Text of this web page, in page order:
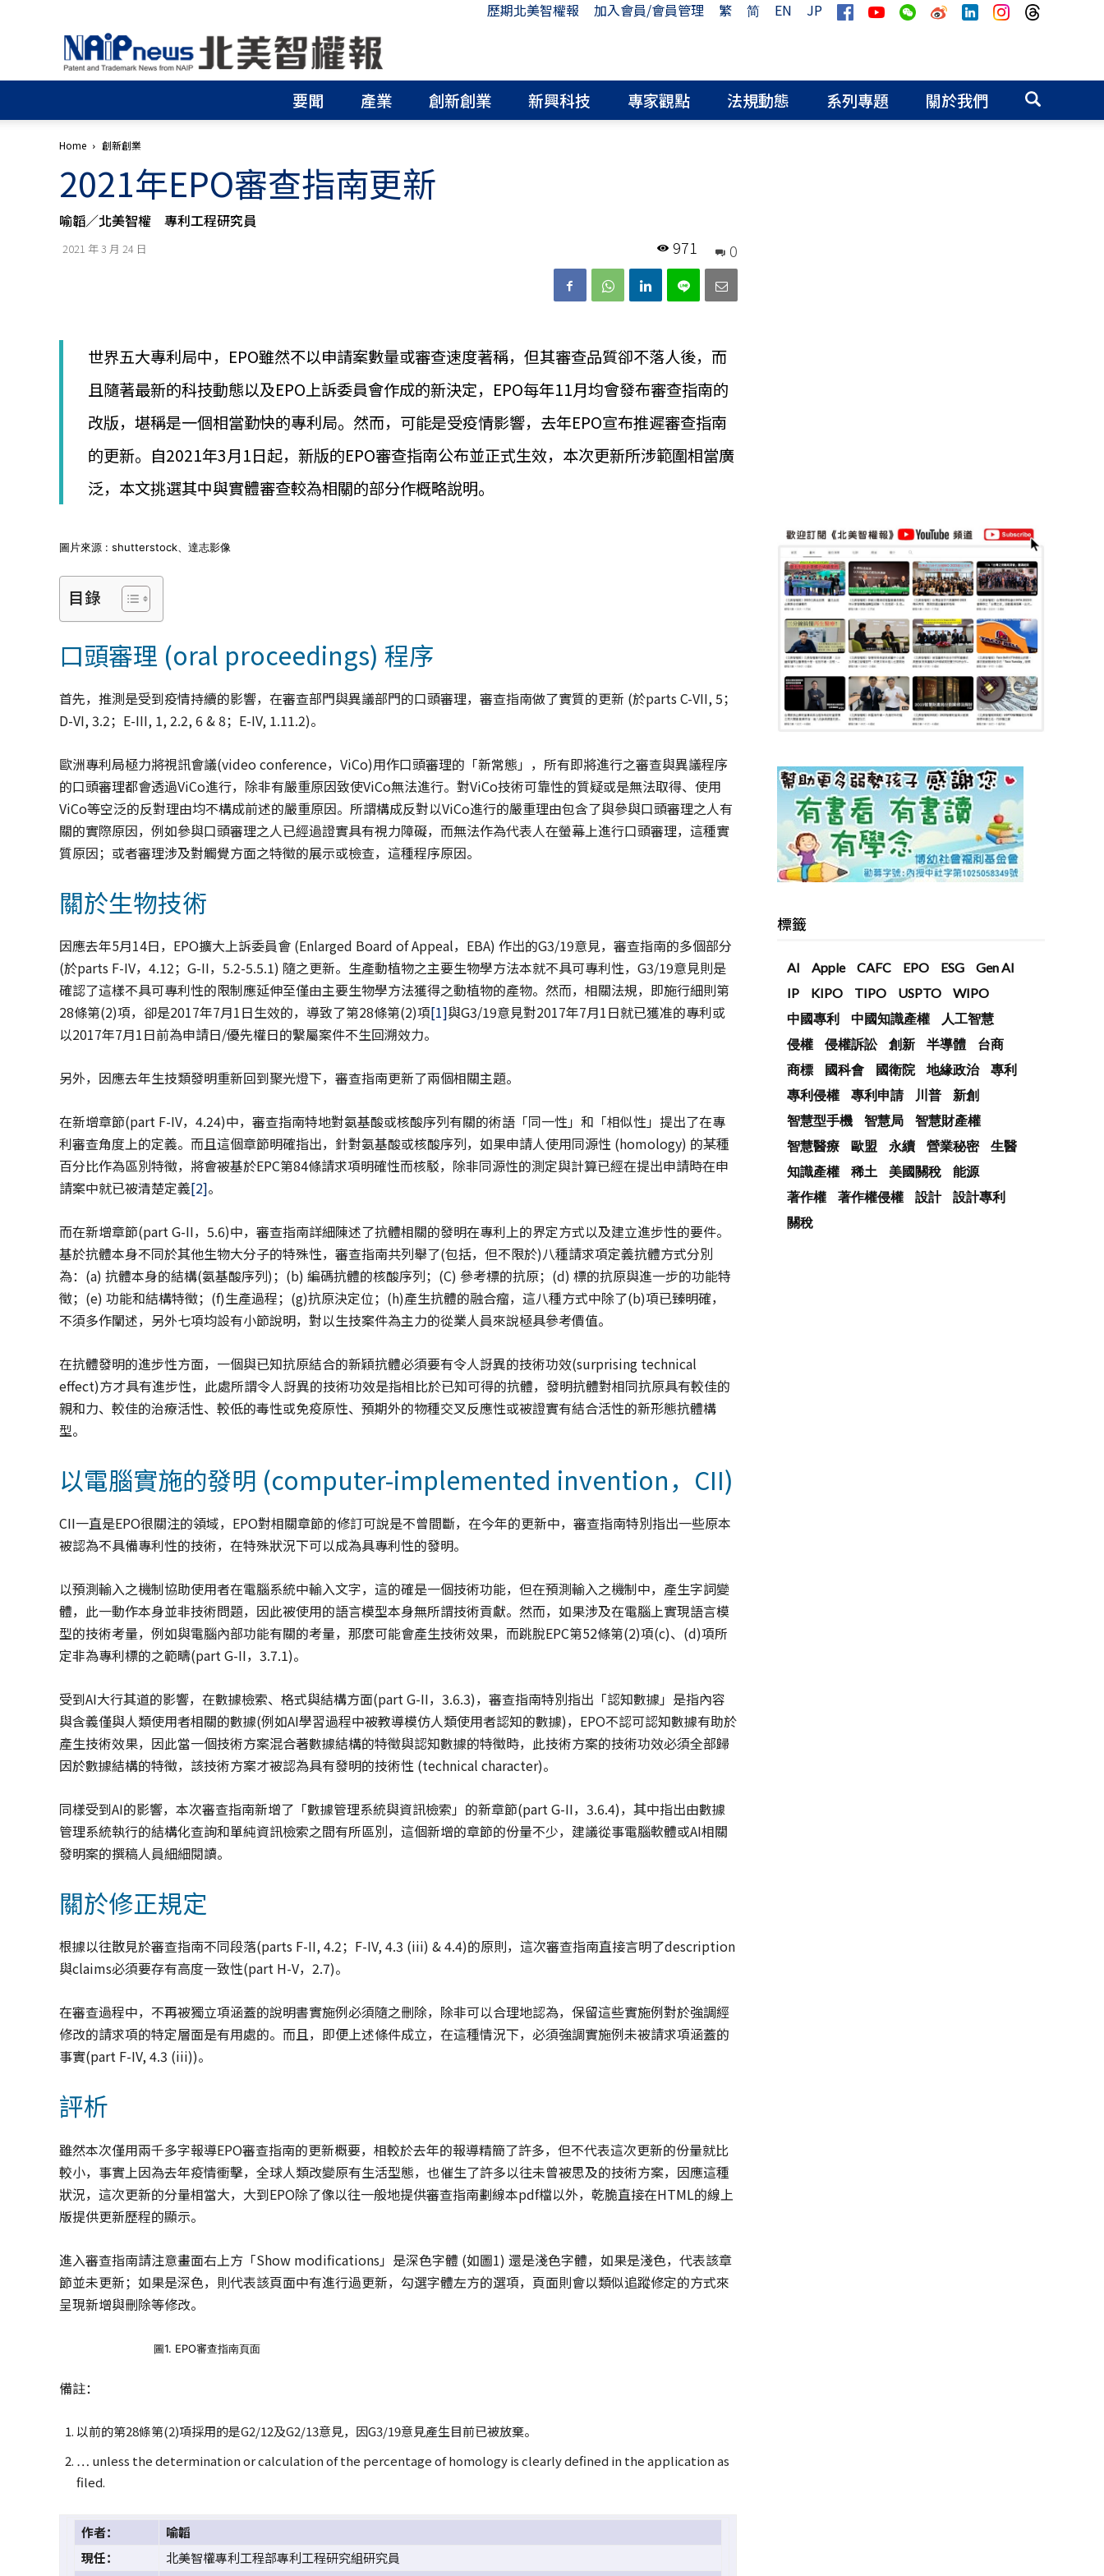
歷期北美智權報 加入會員/會員管理 繁 简 EN
JP
北
美
智
權
│
申
請
│
商
析
智
權
顧
問
│
專
局
要聞 產業 創新創業 新興科技 專家觀點 法規動態 系列專題 關於我們
Home 創新創業
2021年EPO審查指南更新
喻韜／北美智權 專利工程研究員
2021 年 3 月 24 日 0
971
世界五大專利局中，EPO雖然不以申請案數量或審查速度著稱，但其審查品質卻不落人後，而
且隨著最新的科技動態以及EPO上訴委員會作成的新決定，EPO每年11月均會發布審查指南的
改版，堪稱是一個相當勤快的專利局。然而，可能是受疫情影響，去年EPO宣布推遲審查指南
的更新。自2021年3月1日起，新版的EPO審查指南公布並正式生效，本次更新所涉範圍相當廣
泛，本文挑選其中與實體審查較為相關的部分作概略說明。
圖片來源 : shutterstock、達志影像
目錄
口頭審理 (oral proceedings) 程序
首先，推測是受到疫情持續的影響，在審查部門與異議部門的口頭審理，審查指南做了實質的更新 (於parts C-VII, 5；
D-VI, 3.2；E-III, 1, 2.2, 6 & 8；E-IV, 1.11.2)。
歐洲專利局極力將視訊會議(video conference，ViCo)用作口頭審理的「新常態」，所有即將進行之審查與異議程序
的口頭審理都會透過ViCo進行，除非有嚴重原因致使ViCo無法進行。對ViCo技術可靠性的質疑或是無法取得、使用
ViCo等空泛的反對理由均不構成前述的嚴重原因。所謂構成反對以ViCo進行的嚴重理由包含了與參與口頭審理之人有
關的實際原因，例如參與口頭審理之人已經過證實具有視力障礙，而無法作為代表人在螢幕上進行口頭審理，這種實
質原因；或者審理涉及對觸覺方面之特徵的展示或檢查，這種程序原因。
關於生物技術
因應去年5月14日，EPO擴大上訴委員會 (Enlarged Board of Appeal，EBA) 作出的G3/19意見，審查指南的多個部分
(於parts F-IV，4.12；G-II，5.2-5.5.1) 隨之更新。生產動植物之主要生物學方法本就不具可專利性，G3/19意見則是
確認了這樣不具可專利性的限制應延伸至僅由主要生物學方法獲得之動植物的產物。然而，相關法規，即施行細則第
28條第(2)項，卻是2017年7月1日生效的，導致了第28條第(2)項[1]與G3/19意見對2017年7月1日就已獲准的專利或
以2017年7月1日前為申請日/優先權日的繫屬案件不生回溯效力。
另外，因應去年生技類發明重新回到聚光燈下，審查指南更新了兩個相關主題。
在新增章節(part F-IV，4.24)中，審查指南特地對氨基酸或核酸序列有關的術語「同一性」和「相似性」提出了在專
利審查角度上的定義。而且這個章節明確指出，針對氨基酸或核酸序列，如果申請人使用同源性 (homology) 的某種
百分比作為區別特徵，將會被基於EPC第84條請求項明確性而核駁，除非同源性的測定與計算已經在提出申請時在申
請案中就已被清楚定義[2]。
而在新增章節(part G-II，5.6)中，審查指南詳細陳述了抗體相關的發明在專利上的界定方式以及建立進步性的要件。
基於抗體本身不同於其他生物大分子的特殊性，審查指南共列舉了(包括，但不限於)八種請求項定義抗體方式分別
為：(a) 抗體本身的結構(氨基酸序列)；(b) 編碼抗體的核酸序列；(C) 參考標的抗原；(d) 標的抗原與進一步的功能特
徵；(e) 功能和結構特徵；(f)生產過程；(g)抗原決定位；(h)產生抗體的融合瘤，這八種方式中除了(b)項已臻明確，
不須多作闡述，另外七項均設有小節說明，對以生技案件為主力的從業人員來說極具參考價值。
在抗體發明的進步性方面，一個與已知抗原結合的新穎抗體必須要有令人訝異的技術功效(surprising technical
effect)方才具有進步性，此處所謂令人訝異的技術功效是指相比於已知可得的抗體，發明抗體對相同抗原具有較佳的
親和力、較佳的治療活性、較低的毒性或免疫原性、預期外的物種交叉反應性或被證實有結合活性的新形態抗體構
型。
以電腦實施的發明 (computer-implemented invention，CII)
CII一直是EPO很關注的領域，EPO對相關章節的修訂可說是不曾間斷，在今年的更新中，審查指南特別指出一些原本
被認為不具備專利性的技術，在特殊狀況下可以成為具專利性的發明。
以預測輸入之機制協助使用者在電腦系統中輸入文字，這的確是一個技術功能，但在預測輸入之機制中，產生字詞變
體，此一動作本身並非技術問題，因此被使用的語言模型本身無所謂技術貢獻。然而，如果涉及在電腦上實現語言模
型的技術考量，例如與電腦內部功能有關的考量，那麼可能會產生技術效果，而跳脫EPC第52條第(2)項(c)、(d)項所
定非為專利標的之範疇(part G-II，3.7.1)。
受到AI大行其道的影響，在數據檢索、格式與結構方面(part G-II，3.6.3)，審查指南特別指出「認知數據」是指內容
與含義僅與人類使用者相關的數據(例如AI學習過程中被教導模仿人類使用者認知的數據)，EPO不認可認知數據有助於
產生技術效果，因此當一個技術方案混合著數據結構的特徵與認知數據的特徵時，此技術方案的技術功效必須全部歸
因於數據結構的特徵，該技術方案才被認為具有發明的技術性 (technical character)。
同樣受到AI的影響，本次審查指南新增了「數據管理系統與資訊檢索」的新章節(part G-II，3.6.4)，其中指出由數據
管理系統執行的結構化查詢和單純資訊檢索之間有所區別，這個新增的章節的份量不少，建議從事電腦軟體或AI相關
發明案的撰稿人員細細閱讀。
關於修正規定
根據以往散見於審查指南不同段落(parts F-II, 4.2；F-IV, 4.3 (iii) & 4.4)的原則，這次審查指南直接言明了description
與claims必須要存有高度一致性(part H-V，2.7)。
在審查過程中，不再被獨立項涵蓋的說明書實施例必須隨之刪除，除非可以合理地認為，保留這些實施例對於強調經
修改的請求項的特定層面是有用處的。而且，即便上述條件成立，在這種情況下，必須強調實施例未被請求項涵蓋的
事實(part F-IV, 4.3 (iii))。
評析
雖然本次僅用兩千多字報導EPO審查指南的更新概要，相較於去年的報導精簡了許多，但不代表這次更新的份量就比
較小，事實上因為去年疫情衝擊，全球人類改變原有生活型態，也催生了許多以往未曾被思及的技術方案，因應這種
狀況，這次更新的分量相當大，大到EPO除了像以往一般地提供審查指南劃線本pdf檔以外，乾脆直接在HTML的線上
版提供更新歷程的顯示。
進入審查指南請注意畫面右上方「Show modifications」是深色字體 (如圖1) 還是淺色字體，如果是淺色，代表該章
節並未更新；如果是深色，則代表該頁面中有進行過更新，勾選字體左方的選項，頁面則會以類似追蹤修定的方式來
呈現新增與刪除等修改。
圖1. EPO審查指南頁面
備註：
以前的第28條第(2)項採用的是G2/12及G2/13意見，因G3/19意見產生目前已被放棄。
… unless the determination or calculation of the percentage of homology is clearly defined in the application as
filed.
作者：
喻韜
現任：
北美智權專利工程部專利工程研究組研究員
標籤
AI Apple CAFC EPO ESG
Gen AI
IP
KIPO TIPO USPTO
WIPO
中國專利
中國知識產權
人工智慧
侵權
侵權訴訟 創新 半導體
台商
商標
國科會 國衛院 地緣政治
專利
專利侵權
專利申請 川普
新創
智慧型手機
智慧局
智慧財產權
智慧醫療
歐盟 永續 營業秘密
生醫
知識產權
稀土 美國關稅
能源
著作權
著作權侵權 設計
設計專利
關稅